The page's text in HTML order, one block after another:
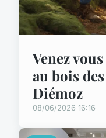
Venez
au bois
Diémoz
08/06/2026 16:16